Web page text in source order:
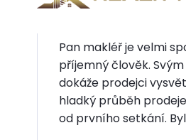
Pan makléř je velmi
příjemný člověk.
dokáže prodejci
hladký průběh
od prvního setkání. Byl